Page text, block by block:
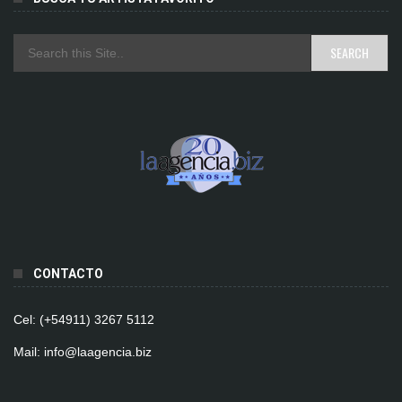
CONTACTO
Cel: (+54911) 3267 5112
Mail: info@laagencia.biz